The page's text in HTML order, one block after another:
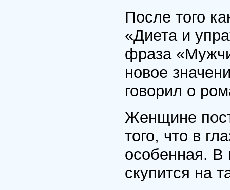
После того
«Диета и
фраза
новое
говорил о
Женщине
того, что в
особенная. В
скупится на